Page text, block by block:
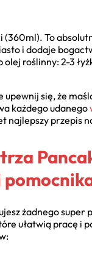
(360ml). To
i dodaje
olej roślinny: 2-3
upewnij się, że
każdego udanego
najlepszy przepis
żadnego super
ułatwią pracę i